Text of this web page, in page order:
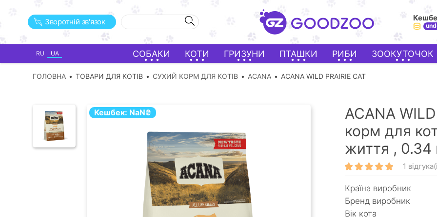
Зворотній зв'язок
RU UA СОБАКИ КОТИ ГРИЗУНИ ПТАШКИ РИБИ ЗООКУТОЧОК
ГОЛОВНА ТОВАРИ ДЛЯ КОТІВ СУХИЙ КОРМ ДЛЯ КОТІВ ACANA ACANA WILD PRAIRIE CAT
Кешбек: NaN₴
ACANA
корм для
життя , 0.34
1
Країна виробник
Бренд виробник
Вік кота